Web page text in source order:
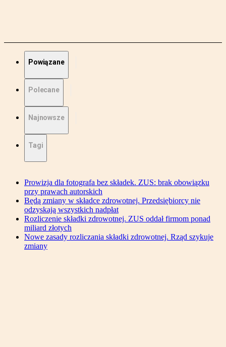
Powiązane
Polecane
Najnowsze
Tagi
Prowizja dla fotografa bez składek. ZUS: brak obowiązku
przy prawach autorskich
Będą zmiany w składce zdrowotnej. Przedsiębiorcy nie
odzyskają wszystkich nadpłat
Rozliczenie składki zdrowotnej. ZUS oddał firmom ponad
miliard złotych
Nowe zasady rozliczania składki zdrowotnej. Rząd szykuje
zmiany